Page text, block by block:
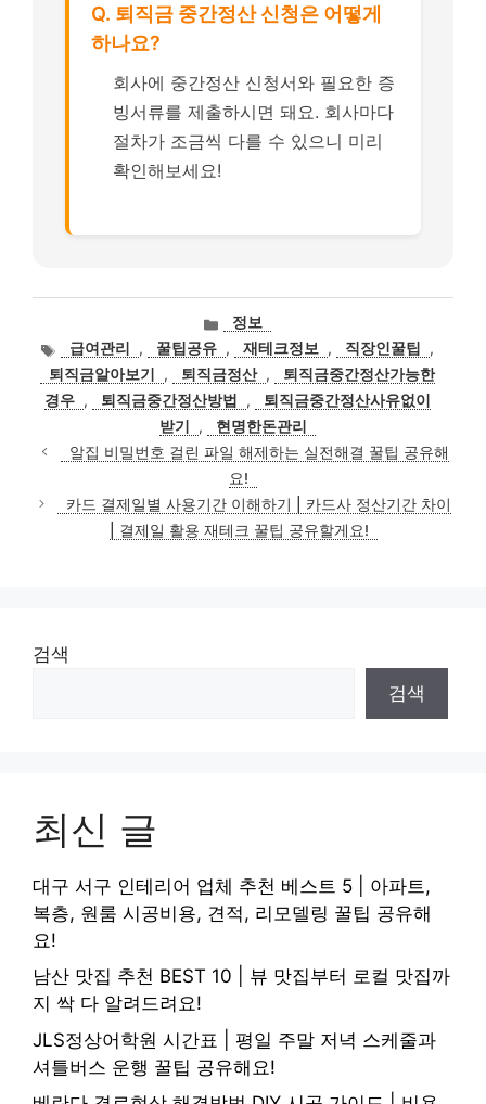
Q. 퇴직금 중간정산 신청은 어떻게
하나요?
회사에 중간정산 신청서와 필요한 증
빙서류를 제출하시면 돼요. 회사마다
절차가 조금씩 다를 수 있으니 미리
확인해보세요!
카
고
리
정보
태
그
급여관리 , 꿀팁공유 , 재테크정보 , 직장인꿀팁
,
퇴직금알아보기
, 퇴직금정산 ,
퇴직금중간정산가능한
경우 , 퇴직금중간정산방법 ,
퇴직금중간정산사유없이
받기
,
현명한돈관리
알집 비밀번호 걸린 파일 해제하는 실전해결 꿀팁 공유해
요!
카드 결제일별 사용기간 이해하기 | 카드사 정산기간 차이
| 결제일 활용 재테크 꿀팁 공유할게요!
검색
검색
최신 글
대구 서구 인테리어 업체 추천 베스트 5 | 아파트,
복층, 원룸 시공비용, 견적, 리모델링 꿀팁 공유해
요!
남산 맛집 추천 BEST 10 | 뷰 맛집부터 로컬 맛집까
지 싹 다 알려드려요!
JLS정상어학원 시간표 | 평일 주말 저녁 스케줄과
셔틀버스 운행 꿀팁 공유해요!